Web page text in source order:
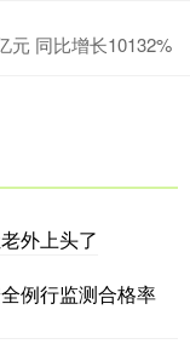
元 同比增长10132%
外上头了
例行监测合格率